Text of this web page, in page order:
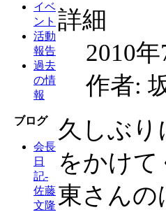
イベ
ント
活動
報告
過去
の情
報
ブログ
会長
日
記-
佐藤
文隆
詳細
2010
作者:
久しぶ
をかけ
東さんの